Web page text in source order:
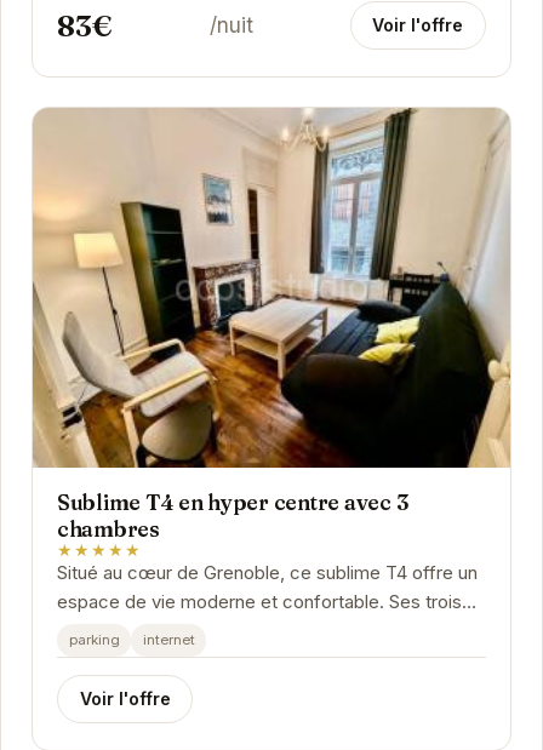
83€ /nuit Voir l'offre
Sublime T4 en hyper centre avec 3
chambres
★★★★★
Situé au cœur de Grenoble, ce sublime T4 offre un
espace de vie moderne et confortable. Ses trois
chambres peuvent accueillir jusqu'à six...
parking internet
Voir l'offre